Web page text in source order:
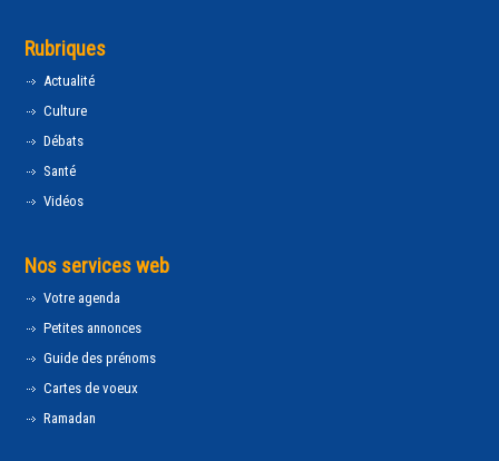
Rubriques
Actualité
Culture
Débats
Santé
Vidéos
Nos services web
Votre agenda
Petites annonces
Guide des prénoms
Cartes de voeux
Ramadan